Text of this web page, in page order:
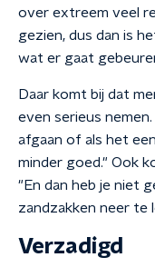
over extreem veel
gezien, dus dan is
wat er gaat
Daar komt bij dat
even serieus
afgaan of als het
minder goed." Ook
"En dan heb je niet
zandzakken neer te
Verzadigd